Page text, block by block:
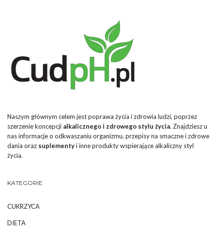
Naszym głównym celem jest poprawa życia i zdrowia ludzi, poprzez
szerzenie koncepcji alkalicznego i zdrowego stylu życia. Znajdziesz u
nas informacje o odkwaszaniu organizmu, przepisy na smaczne i zdrowe
dania oraz suplementyi inne produkty wspierające alkaliczny styl
życia.
KATEGORIE
CUKRZYCA
DIETA